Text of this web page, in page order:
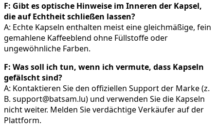
F: Gibt es optische Hinweise im Inneren der Kapsel,
die auf Echtheit schließen lassen?
A: Echte Kapseln enthalten meist eine gleichmäßige, fein
gemahlene Kaffeeblend ohne Füllstoffe oder
ungewöhnliche Farben.
F: Was soll ich tun, wenn ich vermute, dass Kapseln
gefälscht sind?
A: Kontaktieren Sie den offiziellen Support der Marke (z.
B. support@batsam.lu) und verwenden Sie die Kapseln
nicht weiter. Melden Sie verdächtige Verkäufer auf der
Plattform.